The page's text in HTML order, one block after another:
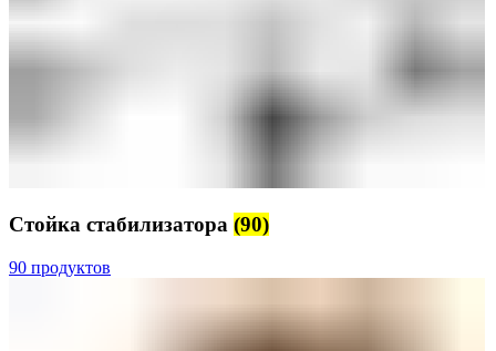
Стойка стабилизатора (90)
90 продуктов